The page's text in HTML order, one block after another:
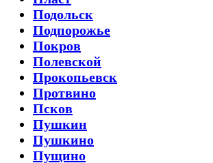
Подольск
Подпорожье
Покров
Полевской
Прокопьевск
Протвино
Псков
Пушкин
Пушкино
Пущино